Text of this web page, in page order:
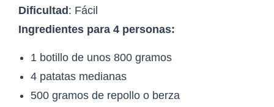
Dificultad : Fácil
Ingredientes para 4 personas:
1 botillo de unos 800 gramos
4 patatas medianas
500 gramos de repollo o berza